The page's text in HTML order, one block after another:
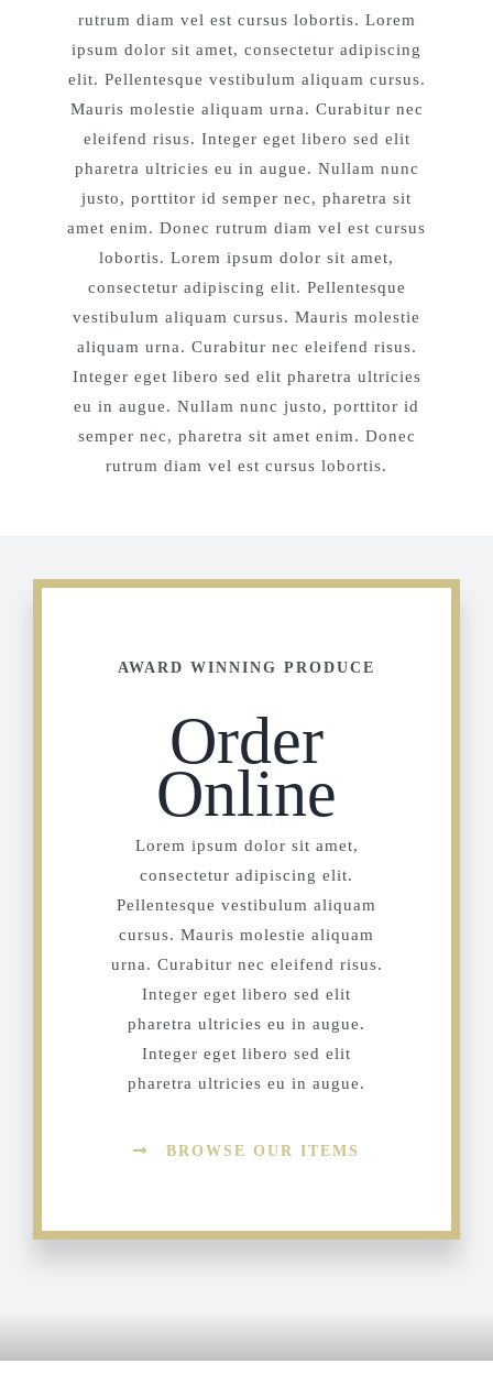
rutrum diam vel est cursus lobortis. Lorem
ipsum dolor sit amet, consectetur adipiscing
elit. Pellentesque vestibulum aliquam cursus.
Mauris molestie aliquam urna. Curabitur nec
eleifend risus. Integer eget libero sed elit
pharetra ultricies eu in augue. Nullam nunc
justo, porttitor id semper nec, pharetra sit
amet enim. Donec rutrum diam vel est cursus
lobortis. Lorem ipsum dolor sit amet,
consectetur adipiscing elit. Pellentesque
vestibulum aliquam cursus. Mauris molestie
aliquam urna. Curabitur nec eleifend risus.
Integer eget libero sed elit pharetra ultricies
eu in augue. Nullam nunc justo, porttitor id
semper nec, pharetra sit amet enim. Donec
rutrum diam vel est cursus lobortis.
AWARD WINNING PRODUCE
Order
Online
Lorem ipsum dolor sit amet,
consectetur adipiscing elit.
Pellentesque vestibulum aliquam
cursus. Mauris molestie aliquam
urna. Curabitur nec eleifend risus.
Integer eget libero sed elit
pharetra ultricies eu in augue.
Integer eget libero sed elit
pharetra ultricies eu in augue.
BROWSE OUR ITEMS